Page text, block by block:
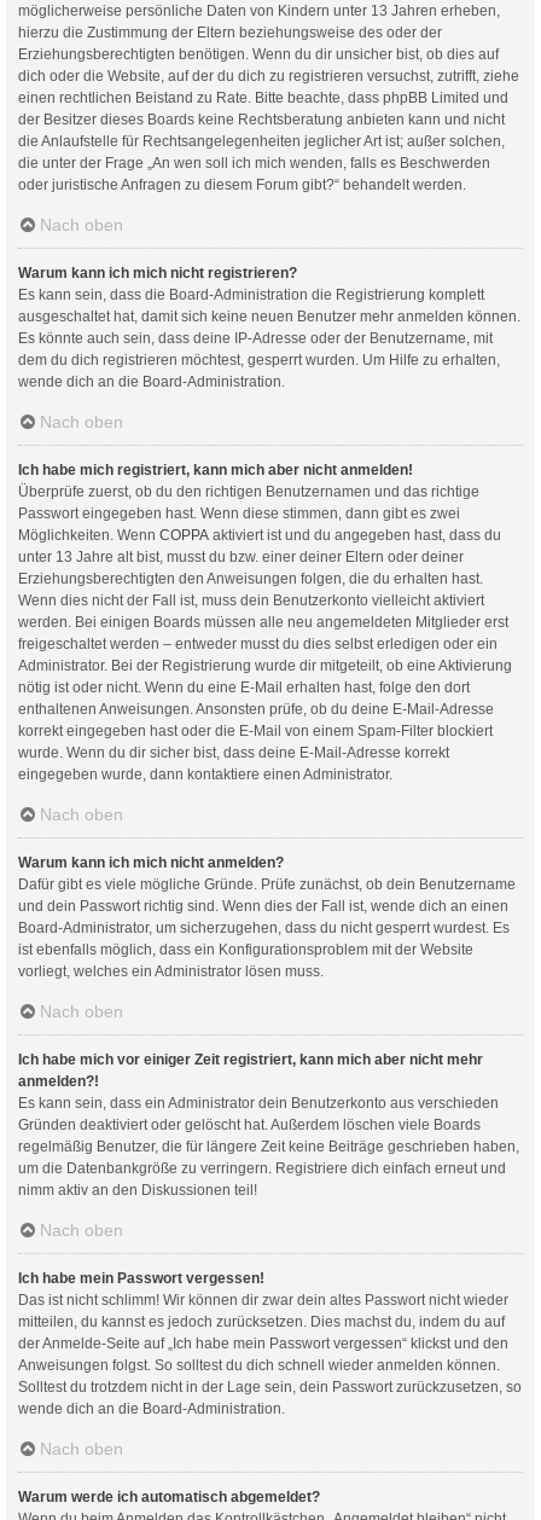
möglicherweise persönliche Daten von Kindern unter 13 Jahren erheben,
hierzu die Zustimmung der Eltern beziehungsweise des oder der
Erziehungsberechtigten benötigen. Wenn du dir unsicher bist, ob dies auf
dich oder die Website, auf der du dich zu registrieren versuchst, zutrifft, ziehe
einen rechtlichen Beistand zu Rate. Bitte beachte, dass phpBB Limited und
der Besitzer dieses Boards keine Rechtsberatung anbieten kann und nicht
die Anlaufstelle für Rechtsangelegenheiten jeglicher Art ist; außer solchen,
die unter der Frage „An wen soll ich mich wenden, falls es Beschwerden
oder juristische Anfragen zu diesem Forum gibt?“ behandelt werden.
Nach oben
Warum kann ich mich nicht registrieren?
Es kann sein, dass die Board-Administration die Registrierung komplett
ausgeschaltet hat, damit sich keine neuen Benutzer mehr anmelden können.
Es könnte auch sein, dass deine IP-Adresse oder der Benutzername, mit
dem du dich registrieren möchtest, gesperrt wurden. Um Hilfe zu erhalten,
wende dich an die Board-Administration.
Nach oben
Ich habe mich registriert, kann mich aber nicht anmelden!
Überprüfe zuerst, ob du den richtigen Benutzernamen und das richtige
Passwort eingegeben hast. Wenn diese stimmen, dann gibt es zwei
Möglichkeiten. Wenn COPPA aktiviert ist und du angegeben hast, dass du
unter 13 Jahre alt bist, musst du bzw. einer deiner Eltern oder deiner
Erziehungsberechtigten den Anweisungen folgen, die du erhalten hast.
Wenn dies nicht der Fall ist, muss dein Benutzerkonto vielleicht aktiviert
werden. Bei einigen Boards müssen alle neu angemeldeten Mitglieder erst
freigeschaltet werden – entweder musst du dies selbst erledigen oder ein
Administrator. Bei der Registrierung wurde dir mitgeteilt, ob eine Aktivierung
nötig ist oder nicht. Wenn du eine E-Mail erhalten hast, folge den dort
enthaltenen Anweisungen. Ansonsten prüfe, ob du deine E-Mail-Adresse
korrekt eingegeben hast oder die E-Mail von einem Spam-Filter blockiert
wurde. Wenn du dir sicher bist, dass deine E-Mail-Adresse korrekt
eingegeben wurde, dann kontaktiere einen Administrator.
Nach oben
Warum kann ich mich nicht anmelden?
Dafür gibt es viele mögliche Gründe. Prüfe zunächst, ob dein Benutzername
und dein Passwort richtig sind. Wenn dies der Fall ist, wende dich an einen
Board-Administrator, um sicherzugehen, dass du nicht gesperrt wurdest. Es
ist ebenfalls möglich, dass ein Konfigurationsproblem mit der Website
vorliegt, welches ein Administrator lösen muss.
Nach oben
Ich habe mich vor einiger Zeit registriert, kann mich aber nicht mehr
anmelden?!
Es kann sein, dass ein Administrator dein Benutzerkonto aus verschieden
Gründen deaktiviert oder gelöscht hat. Außerdem löschen viele Boards
regelmäßig Benutzer, die für längere Zeit keine Beiträge geschrieben haben,
um die Datenbankgröße zu verringern. Registriere dich einfach erneut und
nimm aktiv an den Diskussionen teil!
Nach oben
Ich habe mein Passwort vergessen!
Das ist nicht schlimm! Wir können dir zwar dein altes Passwort nicht wieder
mitteilen, du kannst es jedoch zurücksetzen. Dies machst du, indem du auf
der Anmelde-Seite auf „Ich habe mein Passwort vergessen“ klickst und den
Anweisungen folgst. So solltest du dich schnell wieder anmelden können.
Solltest du trotzdem nicht in der Lage sein, dein Passwort zurückzusetzen, so
wende dich an die Board-Administration.
Nach oben
Warum werde ich automatisch abgemeldet?